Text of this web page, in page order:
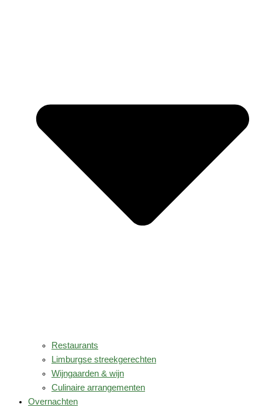
Restaurants
Limburgse streekgerechten
Wijngaarden & wijn
Culinaire arrangementen
Overnachten